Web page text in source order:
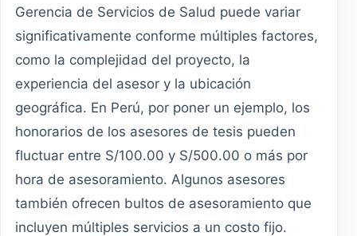
Gerencia de Servicios de Salud puede variar
significativamente conforme múltiples factores,
como la complejidad del proyecto, la
experiencia del asesor y la ubicación
geográfica. En Perú, por poner un ejemplo, los
honorarios de los asesores de tesis pueden
fluctuar entre S/100.00 y S/500.00 o más por
hora de asesoramiento. Algunos asesores
también ofrecen bultos de asesoramiento que
incluyen múltiples servicios a un costo fijo.